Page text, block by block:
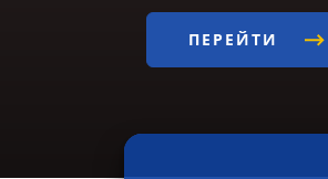
ПЕРЕЙТИ